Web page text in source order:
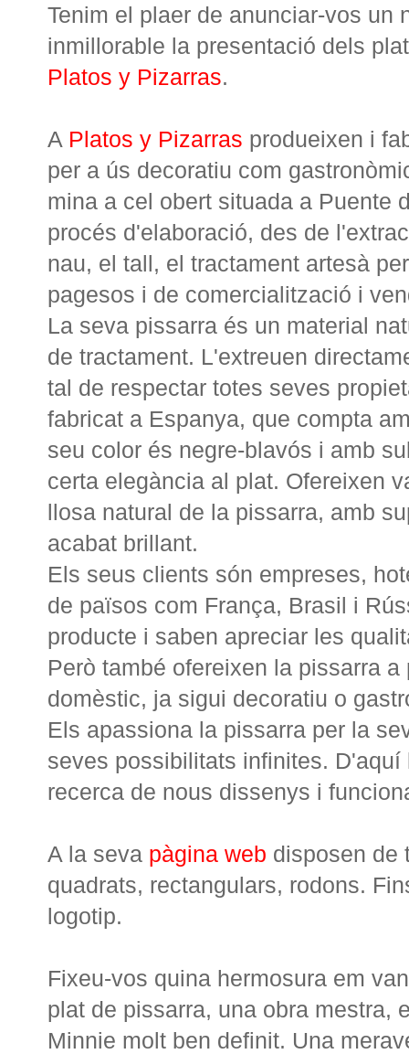
Tenim el plaer de anunciar-vos un
inmillorable la presentació dels
Platos y Pizarras.
A Platos y Pizarras produeixen i
per a ús decoratiu com
mina a cel obert situada a Puente
procés d'elaboració, des de
nau, el tall, el tractament artesà
pagesos i de comercialització i
La seva pissarra és un material
de tractament. L'extreuen
tal de respectar totes seves
fabricat a Espanya, que compta
seu color és negre-blavós i amb
certa elegància al plat. Ofereixen v
llosa natural de la pissarra, amb
acabat brillant.
Els seus clients són empreses,
de països com França, Brasil i
producte i saben apreciar les
Però també ofereixen la pissarra
domèstic, ja sigui decoratiu o
Els apassiona la pissarra per la
seves possibilitats infinites.
recerca de nous dissenys i
A la seva pàgina web disposen de
quadrats, rectangulars, rodons.
logotip.
Fixeu-vos quina hermosura em
plat de pissarra, una obra mestra,
Minnie molt ben definit. Una